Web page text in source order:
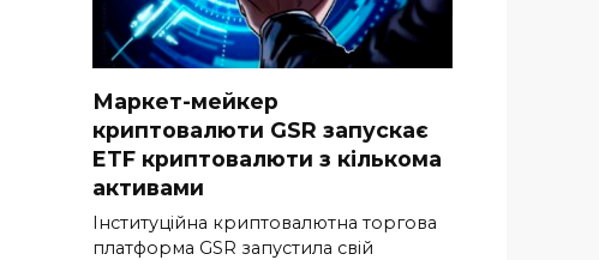
Маркет-мейкер
криптовалюти GSR запускає
ETF криптовалюти з кількома
активами
Інституційна криптовалютна торгова
платформа GSR запустила свій